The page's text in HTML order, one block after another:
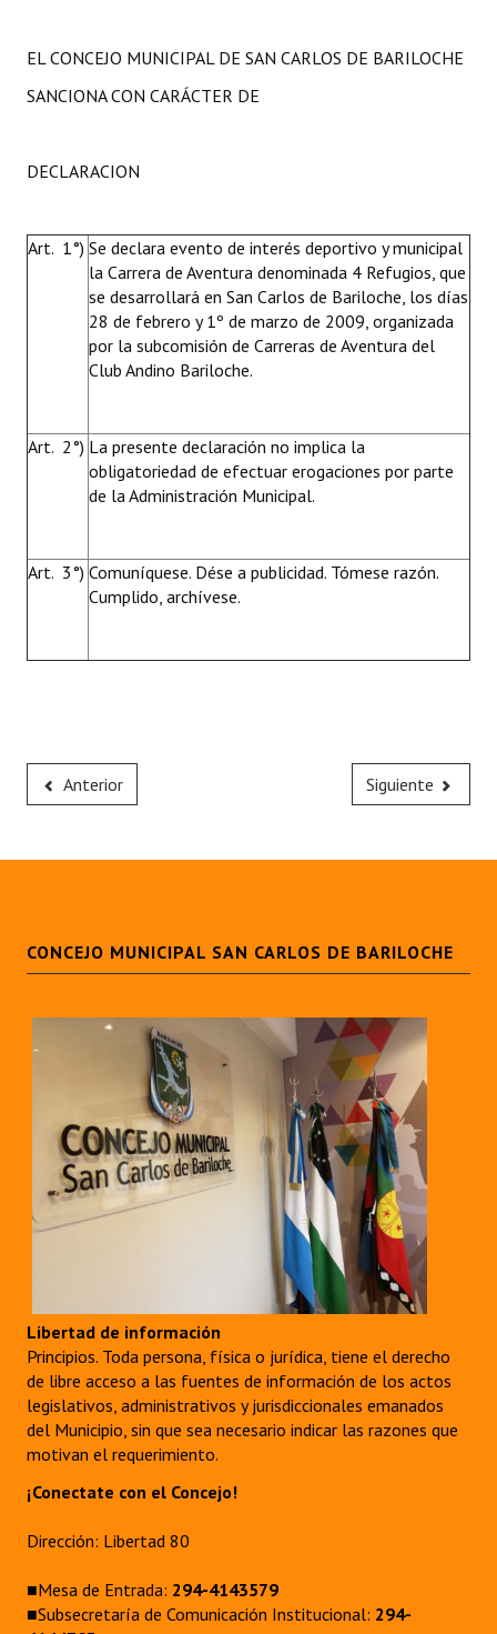
EL CONCEJO MUNICIPAL DE SAN CARLOS DE BARILOCHE
SANCIONA CON CARÁCTER DE
DECLARACION
Art. 1°) Se declara evento de interés deportivo y municipal
la Carrera de Aventura denominada 4 Refugios, que
se desarrollará en San Carlos de Bariloche, los días
28 de febrero y 1º de marzo de 2009, organizada
por la subcomisión de Carreras de Aventura del
Club Andino Bariloche.
Art. 2°) La presente declaración no implica la
obligatoriedad de efectuar erogaciones por parte
de la Administración Municipal.
Art. 3°) Comuníquese. Dése a publicidad. Tómese razón.
Cumplido, archívese.
Anterior Siguiente
CONCEJO MUNICIPAL SAN CARLOS DE BARILOCHE
Libertad de información
Principios. Toda persona, física o jurídica, tiene el derecho
de libre acceso a las fuentes de información de los actos
legislativos, administrativos y jurisdiccionales emanados
del Municipio, sin que sea necesario indicar las razones que
motivan el requerimiento.
¡Conectate con el Concejo!
Dirección: Libertad 80
■Mesa de Entrada: 294-4143579
■Subsecretaría de Comunicación Institucional: 294-